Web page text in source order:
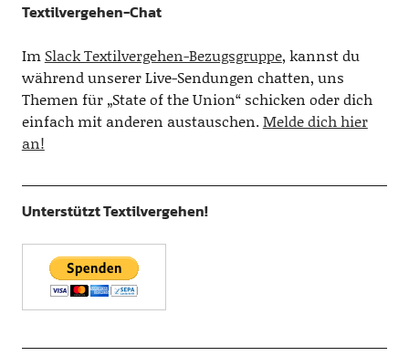
Textilvergehen-Chat
Im Slack Textilvergehen-Bezugsgruppe, kannst du
während unserer Live-Sendungen chatten, uns
Themen für „State of the Union“ schicken oder dich
einfach mit anderen austauschen.Melde dich hier
an!
Unterstützt Textilvergehen!